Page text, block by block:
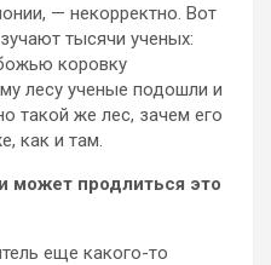
— некорректно. Вот
тысячи ученых:
коровку
лесу ученые подошли и
такой же лес, зачем его
как и там.
может продлиться это
еще какого-то